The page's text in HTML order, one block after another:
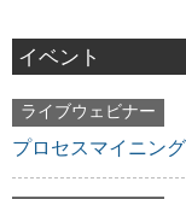
イベント
ライブウェビナー
プロセスマイニン